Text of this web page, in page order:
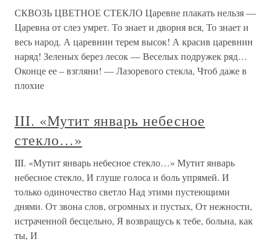
СКВОЗЬ ЦВЕТНОЕ СТЕКЛО Царевне плакать нельзя —
Царевна от слез умрет. То знает и дворня вся, То знает и
весь народ. А царевнин терем высок! А красив царевнин
наряд! Зеленых берез лесок — Веселых подружек ряд…
Оконце ее – взгляни! — Лазоревого стекла, Чтоб даже в
плохие
III. «Мутит январь небесное
стекло…»
III. «Мутит январь небесное стекло…» Мутит январь
небесное стекло, И глуше голоса и боль упрямей. И
только одиночество светло Над этими пустеющими
днями. От звона слов, огромных и пустых, От нежности,
истраченной бесцельно, Я возвращусь к тебе, больна, как
ты, И